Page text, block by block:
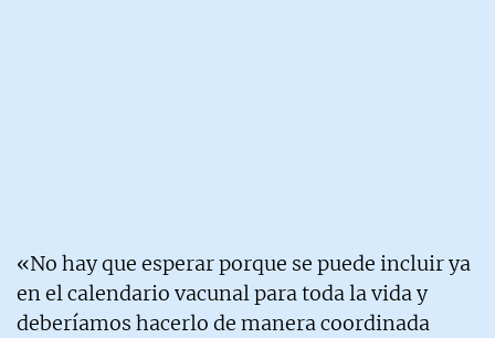
«No hay que esperar porque se puede incluir ya
en el calendario vacunal para toda la vida y
deberíamos hacerlo de manera coordinada